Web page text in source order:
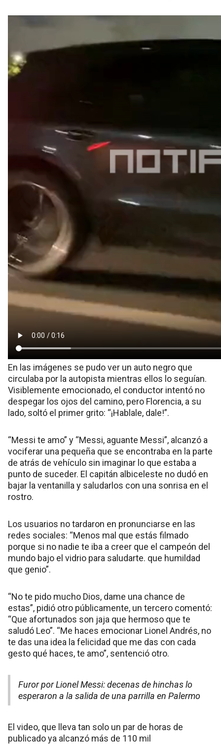
En las imágenes se pudo ver un auto negro que
circulaba por la autopista mientras ellos lo seguían.
Visiblemente emocionado, el conductor intentó no
despegar los ojos del camino, pero Florencia, a su
lado, soltó el primer grito: “¡Hablale, dale!”.
“Messi te amo” y “Messi, aguante Messi”, alcanzó a
vociferar una pequeña que se encontraba en la parte
de atrás de vehículo sin imaginar lo que estaba a
punto de suceder. El capitán albiceleste no dudó en
bajar la ventanilla y saludarlos con una sonrisa en el
rostro.
Los usuarios no tardaron en pronunciarse en las
redes sociales: “Menos mal que estás filmado
porque si no nadie te iba a creer que el campeón del
mundo bajo el vidrio para saludarte. que humildad
que genio”.
“No te pido mucho Dios, dame una chance de
estas”, pidió otro públicamente, un tercero comentó:
“Que afortunados son jaja que hermoso que te
saludó Leo”. “Me haces emocionar Lionel Andrés, no
te das una idea la felicidad que me das con cada
gesto qué haces, te amo”, sentenció otro.
Furor por Lionel Messi: decenas de hinchas lo
esperaron a la salida de una parrilla en Palermo
El video, que lleva tan solo un par de horas de
publicado ya alcanzó más de 110 mil